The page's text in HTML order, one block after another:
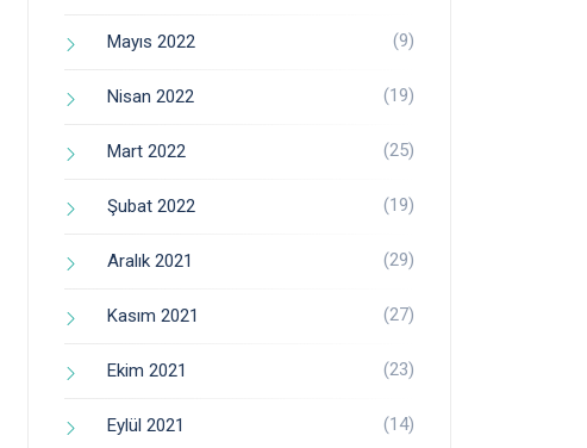
Mayıs 2022 (9)
Nisan 2022 (19)
Mart 2022 (25)
Şubat 2022 (19)
Aralık 2021 (29)
Kasım 2021 (27)
Ekim 2021 (23)
Eylül 2021 (14)